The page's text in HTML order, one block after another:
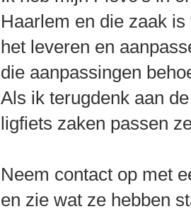
Haarlem en die zaak
het leveren en
die aanpassingen
Als ik terugdenk aan
ligfiets zaken passen
Neem contact op met
en zie wat ze hebben